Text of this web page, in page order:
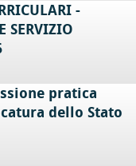
-
SERVIZIO
pratica
dello Stato